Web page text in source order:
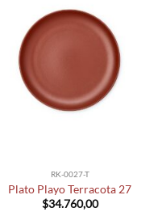
RK-0027-T
Plato Playo Terracota 27
$34.760,00